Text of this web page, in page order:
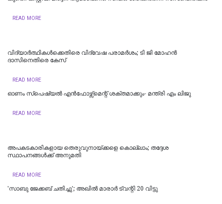
READ MORE
വിദ്യാര്‍ത്ഥികള്‍ക്കെതിരെ വിദ്വേഷ പരാമര്‍ശം; ടി ജി മോഹന്‍
ദാസിനെതിരെ കേസ്
READ MORE
ഓണം സ്‌പെഷ്യൽ എൻഫോഴ്സ്മെന്റ് ശക്തമാക്കും- മന്ത്രി എം ലിജു
READ MORE
അപകടകാരികളായ തെരുവുനായ്ക്കളെ കൊല്ലാം; തദ്ദേശ
സ്ഥാപനങ്ങൾക്ക് അനുമതി
READ MORE
'സാബു ജേക്കബ് ചതിച്ചു'; അഖിൽ മാരാർ ട്വന്റി 20 വിട്ടു